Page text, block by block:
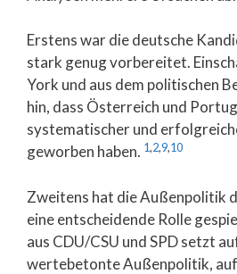
Erstens war die deutsche
stark genug vorbereitet.
York und aus dem politischen
hin, dass Österreich und
systematischer und
geworben haben. 1,2,9,10
Zweitens hat die Außenpolitik
eine entscheidende Rolle
aus CDU/CSU und SPD setzt
wertebetonte Außenpolitik,